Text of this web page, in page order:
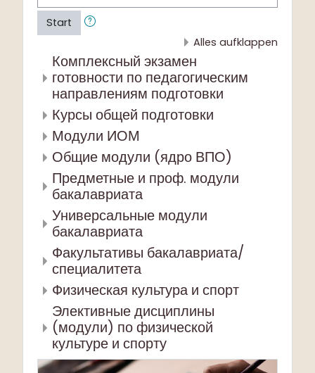
Start
Alles aufklappen
Комплексный экзамен
готовности по педагогическим
направлениям подготовки
Курсы общей подготовки
Модули ИОМ
Общие модули (ядро ВПО)
Предметные и проф. модули
бакалавриата
Универсальные модули
бакалавриата
Факультативы бакалавриата/
специалитета
Физическая культура и спорт
Элективные дисциплины
(модули) по физической
культуре и спорту